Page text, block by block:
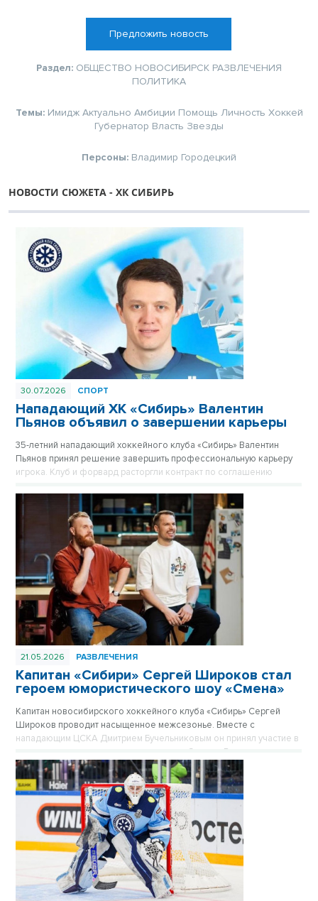
Предложить новость
Раздел: ОБЩЕСТВО НОВОСИБИРСК РАЗВЛЕЧЕНИЯ
ПОЛИТИКА
Темы: Имидж Актуально Амбиции Помощь Личность Хоккей
Губернатор Власть Звезды
Персоны: Владимир Городецкий
НОВОСТИ СЮЖЕТА - ХК СИБИРЬ
30.07.2026 СПОРТ
Нападающий ХК «Сибирь» Валентин
Пьянов объявил о завершении карьеры
35-летний нападающий хоккейного клуба «Сибирь» Валентин
Пьянов принял решение завершить профессиональную карьеру
игрока. Клуб и форвард расторгли контракт по соглашению
21.05.2026 РАЗВЛЕЧЕНИЯ
Капитан «Сибири» Сергей Широков стал
героем юмористического шоу «Смена»
Капитан новосибирского хоккейного клуба «Сибирь» Сергей
Широков проводит насыщенное межсезонье. Вместе с
нападающим ЦСКА Дмитрием Бучельниковым он принял участие в
новом выпуске юмористического шоу «Смена». В компании
популярных комиков Евгения Чебаткова и Алексея Стаховича
хоккеист примерил на себя роль актера, обсудил завершение
карьеры и поделился планами на лето.